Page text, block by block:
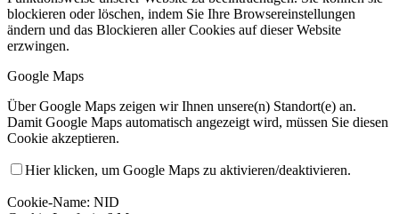
blockieren oder löschen, indem Sie Ihre Browsereinstellungen
ändern und das Blockieren aller Cookies auf dieser Website
erzwingen.
Google Maps
Über Google Maps zeigen wir Ihnen unsere(n) Standort(e) an.
Damit Google Maps automatisch angezeigt wird, müssen Sie diesen
Cookie akzeptieren.
Hier klicken, um Google Maps zu aktivieren/deaktivieren.
Cookie-Name: NID